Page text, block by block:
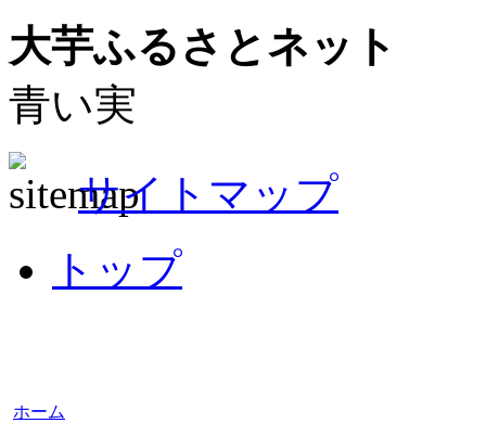
大芋ふるさとネット
青い実
サイトマップ
トップ
ホーム